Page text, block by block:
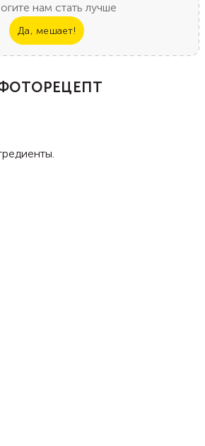
нам стать лучше
Да, мешает!